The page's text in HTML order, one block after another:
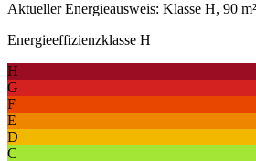
Aktueller Energieausweis: Klasse H, 90
Energieeffizienzklasse H
H
G
F
E
D
C